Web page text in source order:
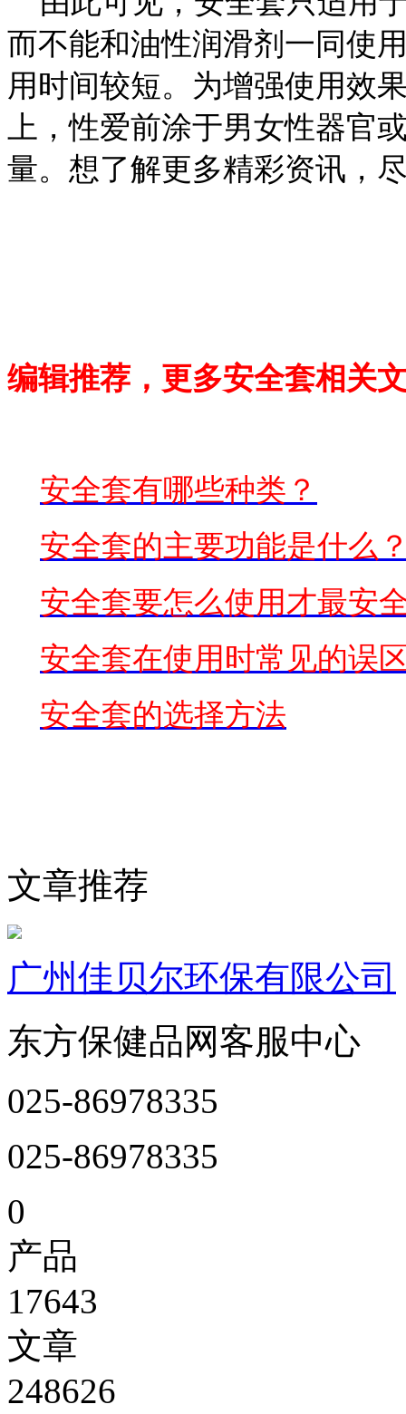
而不能和油性润滑剂一同使
用时间较短。为增强使用效
上，性爱前涂于男女性器官
量。想了解更多精彩资讯，
编辑推荐，更多安全套相关
安全套有哪些种类？
安全套的主要功能是什么
安全套要怎么使用才最安
安全套在使用时常见的误
安全套的选择方法
文章推荐
广州佳贝尔环保有限公司
东方保健品网客服中心
025-86978335
025-86978335
0
产品
17643
文章
248626